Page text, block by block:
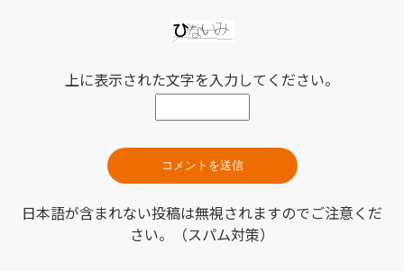
上に表示された文字を入力してください。
日本語が含まれない投稿は無視されますのでご注意くだ
さい。（スパム対策）